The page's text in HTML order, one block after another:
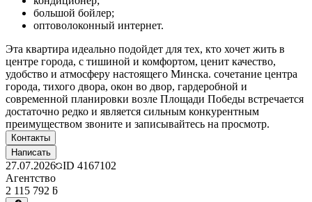
большой бойлер;
оптоволоконный интернет.
Эта квартира идеально подойдет для тех, кто хочет жить в
центре города, с тишиной и комфортом, ценит качество,
удобство и атмосферу настоящего Минска. сочетание центра
города, тихого двора, окон во двор, гардеробной и
современной планировки возле Площади Победы встречается
достаточно редко и является сильным конкурентным
преимуществом звоните и записывайтесь на просмотр.
Контакты
Написать
27.07.2026 ID 4167102
Агентство
2 115 792 ƃ